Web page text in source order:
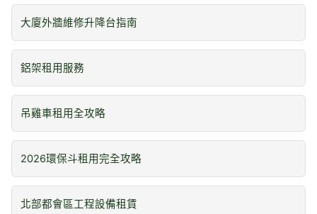
大廈外牆維修升降台指南
鋁架租用服務
吊雞車租用全攻略
2026環保斗租用完全攻略
北部都會區工程設備租賃